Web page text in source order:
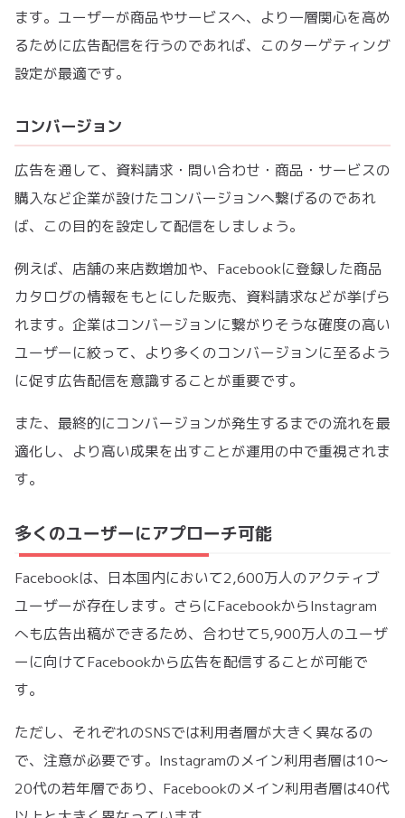
ます。ユーザーが商品やサービスへ、より一層関心を高め
るために広告配信を行うのであれば、このターゲティング
設定が最適です。
コンバージョン
広告を通して、資料請求・問い合わせ・商品・サービスの
購入など企業が設けたコンバージョンへ繋げるのであれ
ば、この目的を設定して配信をしましょう。
例えば、店舗の来店数増加や、Facebookに登録した商品
カタログの情報をもとにした販売、資料請求などが挙げら
れます。企業はコンバージョンに繋がりそうな確度の高い
ユーザーに絞って、より多くのコンバージョンに至るよう
に促す広告配信を意識することが重要です。
また、最終的にコンバージョンが発生するまでの流れを最
適化し、より高い成果を出すことが運用の中で重視されま
す。
多くのユーザーにアプローチ可能
Facebookは、日本国内において2,600万人のアクティブ
ユーザーが存在します。さらにFacebookからInstagram
へも広告出稿ができるため、合わせて5,900万人のユーザ
ーに向けてFacebookから広告を配信することが可能で
す。
ただし、それぞれのSNSでは利用者層が大きく異なるの
で、注意が必要です。Instagramのメイン利用者層は10〜
20代の若年層であり、Facebookのメイン利用者層は40代